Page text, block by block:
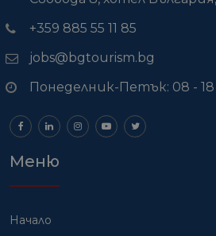
+359 885 55 11 85
jobs@bgtourism.bg
Понеделник-Петък: 08 - 18
Меню
Начало